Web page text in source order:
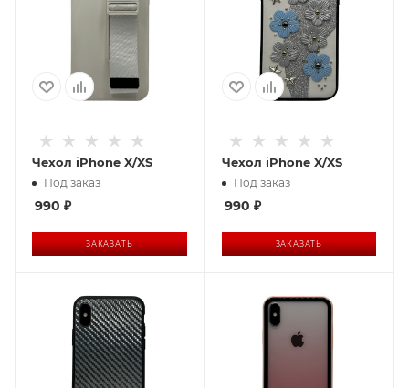
Чехол iPhone X/XS
Под заказ
990 ₽
ЗАКАЗАТЬ
Чехол iPhone X/XS
Под заказ
990 ₽
ЗАКАЗАТЬ